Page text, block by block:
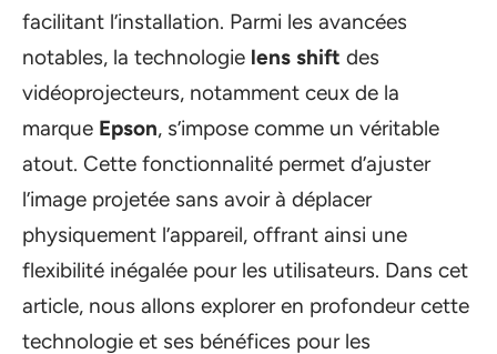
facilitant l’installation. Parmi les avancées
notables, la technologie lens shift des
vidéoprojecteurs, notamment ceux de la
marque Epson, s’impose comme un véritable
atout. Cette fonctionnalité permet d’ajuster
l’image projetée sans avoir à déplacer
physiquement l’appareil, offrant ainsi une
flexibilité inégalée pour les utilisateurs. Dans cet
article, nous allons explorer en profondeur cette
technologie et ses bénéfices pour les